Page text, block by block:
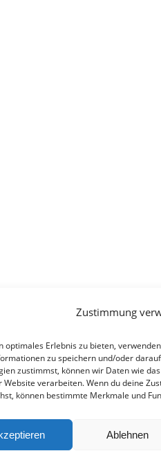
Zustimmung
optimales Erlebnis zu bieten,
zu speichern und/oder
zustimmst, können wir Daten wie
Website verarbeiten. Wenn du deine
können bestimmte Merkmale und
Ablehnen